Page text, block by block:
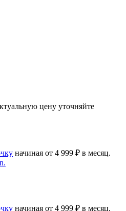
цену уточняйте
начиная от 4 999 ₽ в месяц.
начиная от 4 999 ₽ в месяц.